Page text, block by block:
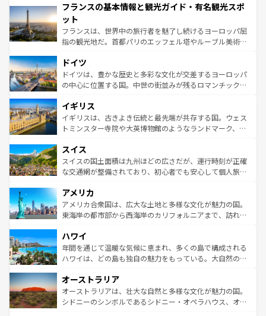
ませてくれるイタリアで、忘れられない旅をしてみよう！
なお、新着のイタリア情報は
しい。
文化が根付くこの国では、情熱的なフラメンコ、熱気あふ
れる闘牛、そして美味しいタパスが生活の一部となってい
る。首都マドリードの洗練された雰囲気や、バルセロナの
アートに溢れた街角から、地方では古代ローマ遺跡や中世
せる。地方によって風土や気候が異なるスペインはその個
性で訪れる人を魅了する。 なお、新着のスペイン情報は コ
ンテンツ一覧を参照してほしい。
フランスの基本情報と観光ガイド・有名観光スポ
ット
フランスは、世界中の旅行者を魅了し続けるヨーロッパ屈
指の観光地だ。首都パリのエッフェル塔やルーブル美術館
で、幅広い魅力が詰まっている。華麗な宮殿、歴史的な大
聖堂、美しいビーチ、そして豊かな自然が、訪れる者を心
から魅了する。また、フランスは美食の国としても知ら
いる。シャンパンの発祥地であるランス、プロヴァンスの
香り高いラベンダー畑など、多彩な楽しみ方が可能だ。さ
らに、パリ以外の地域にも魅力が溢れており、どの街角に
れる地方に足を運ぶとそれぞれで全く異なる文化を体験で
きるだろう。 なお、新着のフランス情報はコンテンツ一覧
を参照してほしい。
ドイツ
ドイツは、豊かな歴史と多彩な文化が交差するヨーロッパ
の中心に位置する国。中世の街並みが残るロマンチック街
顔を持つこの国は、どこを歩いても飽きることがない。ベ
ルリンの文化的活気、バイエルン州のアルプスの絶景、そ
してライン川沿いのワイン畑といった風景は必見。ビール
は、お酒好きな人にはぜひ体験してほしい。 なお、新着の
ドイツ情報はコンテンツ一覧を参照してほしい。
イギリス
イギリスは、古きよき伝統と最先端が共存する国。ウェス
トミンスター寺院や大英博物館のようなランドマーク、歴
リアごとに異なる魅力がある。また、優雅なアフタヌーン
ティー、ビール好きにはたまらない英国パブ、サッカー観
戦など、本場だからこそできる体験も豊富。イギリスを旅
ンツ一覧を参照してほしい。
スイス
スイスの国土面積は九州ほどの広さだが、運行時刻が正確
な交通網が整備されており、初心者でも安心して個人旅行
の建物がそのまま残る町や、スイスならではのユニークな
博物館もあり、アルプス観光だけでなく町歩きも満喫する
ことができる。国民の所得が高いため物価も高いが、旅行
ば市内交通費無料で観光を楽しむこともできる。 なお、新
着のスイス情報はコンテンツ一覧 を参照してほしい。
アメリカ
アメリカ合衆国は、広大な土地と多様な文化が魅力の国。
東海岸の都市部から西海岸のカリフォルニアまで、訪れる
のような巨大都市は、観光、ショッピング、エンターテイ
ンメントが詰まった刺激的なスポットだ。一方、アメリカ
西部には大自然が広がり、グランドキャニオンやイエロー
部のニューオーリンズでは、音楽と美食が融合した独特の
文化が魅力。旅行者はアメリカの各地域で異なる魅力を楽
しみながら、その多様性と豊かな歴史を感じることができ
ハワイ
年間を通じて温暖な気候に恵まれ、多くの島で構成される
ハワイは、どの島も独自の魅力をもっている。大自然の神
ワイ島は見逃せない。また、定番の観光地といえばオアフ
島だが、静かな自然を求めるならマウイ島やカウアイ島が
おすすめ。エメラルドグリーンに輝く海をはじめ、豊かな
オーストラリア
オーストラリアは、壮大な自然と多様な文化が魅力の国。
シドニーのシンボルであるシドニー・オペラハウス、オー